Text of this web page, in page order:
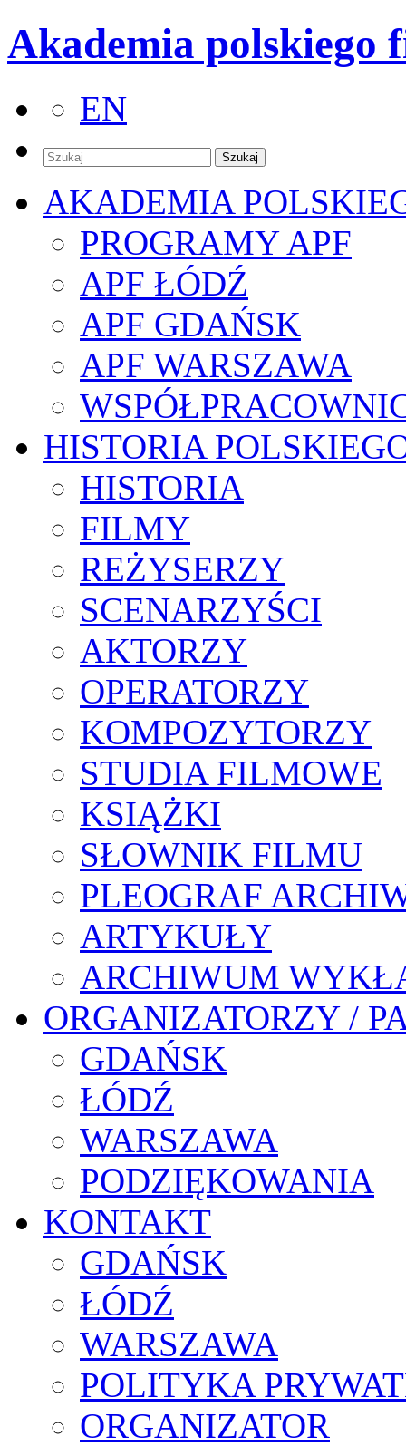
Akademia polskiego
EN
AKADEMIA
PROGRAMY APF
APF ŁÓDŹ
APF GDAŃSK
APF WARSZAWA
HISTORIA
HISTORIA
FILMY
REŻYSERZY
SCENARZYŚCI
AKTORZY
OPERATORZY
KOMPOZYTORZY
STUDIA FILMOWE
KSIĄŻKI
SŁOWNIK FILMU
PLEOGRAF
ARTYKUŁY
ARCHIWUM
ORGANIZATORZY /
GDAŃSK
ŁÓDŹ
WARSZAWA
PODZIĘKOWANIA
KONTAKT
GDAŃSK
ŁÓDŹ
WARSZAWA
POLITYKA
ORGANIZATOR